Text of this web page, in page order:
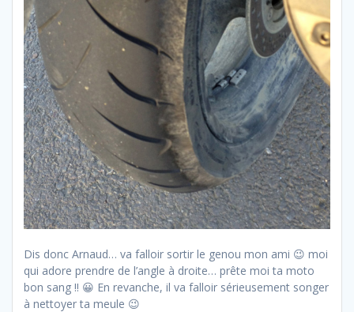
Dis donc Arnaud… va falloir sortir le genou mon ami 😉 moi
qui adore prendre de l’angle à droite… prête moi ta moto
bon sang !! 😀 En revanche, il va falloir sérieusement songer
à nettoyer ta meule 😉